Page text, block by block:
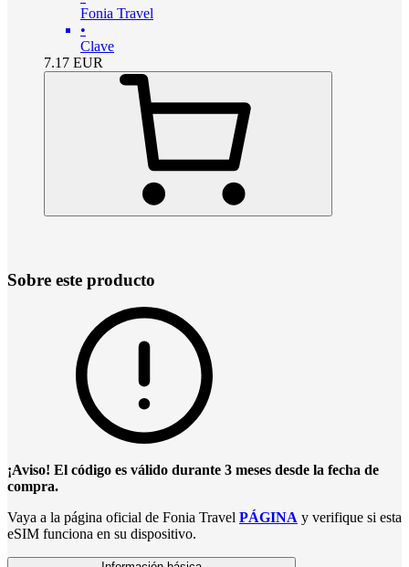
Fonia Travel
•
Clave
7.17 EUR
Sobre este producto
¡Aviso! El código es válido durante 3 meses desde la fecha de
compra.
Vaya a la página oficial de Fonia Travel PÁGINA y verifique si esta
eSIM funciona en su dispositivo.